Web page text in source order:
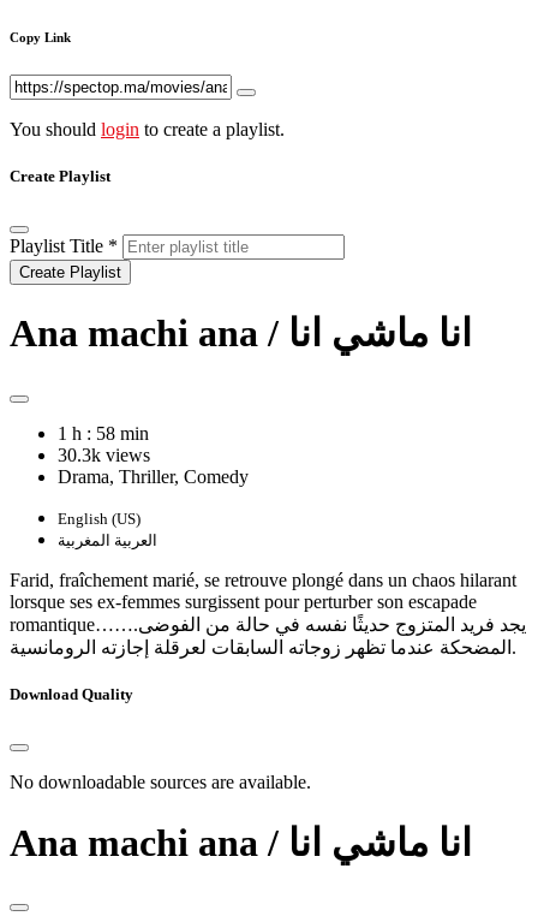
Copy Link
You should login to create a playlist.
Create Playlist
Playlist Title *
Create Playlist
Ana machi ana / انا ماشي انا
1 h : 58 min
30.3k views
Drama, Thriller, Comedy
English (US)
العربية المغربية
Farid, fraîchement marié, se retrouve plongé dans un chaos hilarant
lorsque ses ex-femmes surgissent pour perturber son escapade
romantique…….يجد فريد المتزوج حديثًا نفسه في حالة من الفوضى
المضحكة عندما تظهر زوجاته السابقات لعرقلة إجازته الرومانسية.
Download Quality
No downloadable sources are available.
Ana machi ana / انا ماشي انا